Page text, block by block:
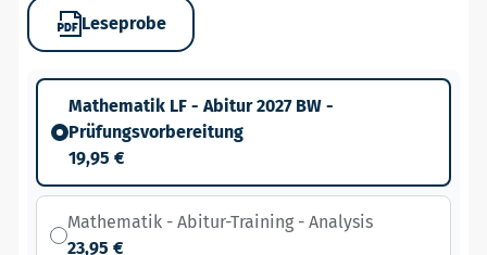
Leseprobe
Mathematik LF - Abitur 2027 BW -
Prüfungsvorbereitung
19,95 €
Mathematik - Abitur-Training - Analysis
23,95 €